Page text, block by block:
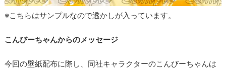
※こちらはサンプルなので透かしが入っています。
こんびーちゃんからのメッセージ
今回の壁紙配布に際し、同社キャラクターのこんびーちゃんは